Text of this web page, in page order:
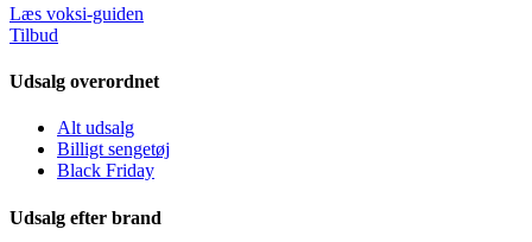
Læs voksi-guiden
Tilbud
Udsalg overordnet
Alt udsalg
Billigt sengetøj
Black Friday
Udsalg efter brand